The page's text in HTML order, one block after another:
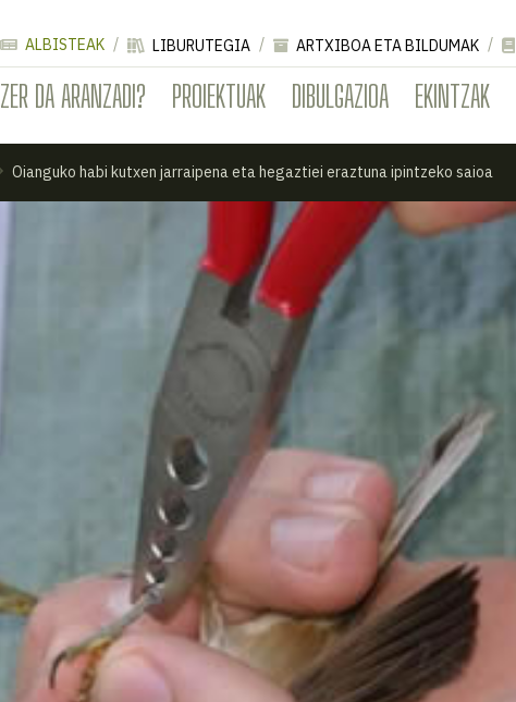
ZER DA ARANZADI? PROIEKTUAK DIBULGAZIOA EKINTZAK
ALBISTEAK LIBURUTEGIA ARTXIBOA ETA BILDUMAK
Oianguko habi kutxen jarraipena eta hegaztiei eraztuna ipintzeko saioa